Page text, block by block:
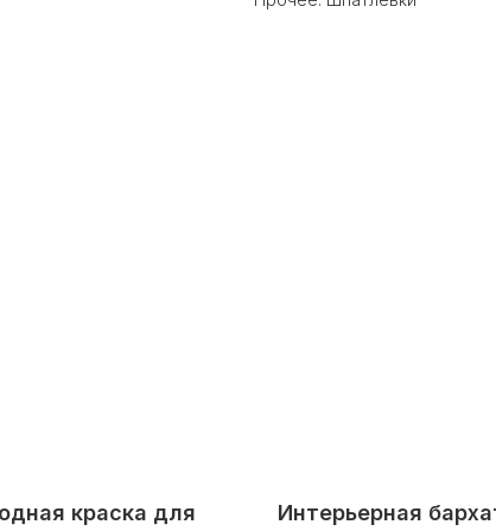
краска для
Интерьерная